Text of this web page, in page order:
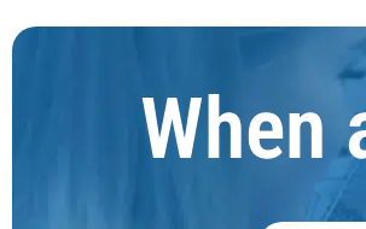
When